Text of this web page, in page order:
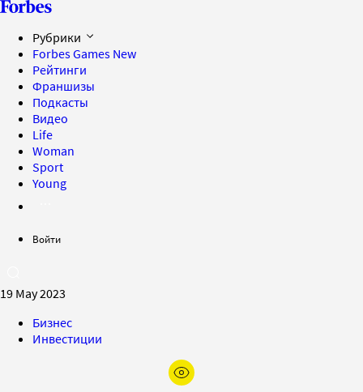
Рубрики
Forbes Games New
Рейтинги
Франшизы
Подкасты
Видео
Life
Woman
Sport
Young
Войти
19 May 2023
Бизнес
Инвестиции